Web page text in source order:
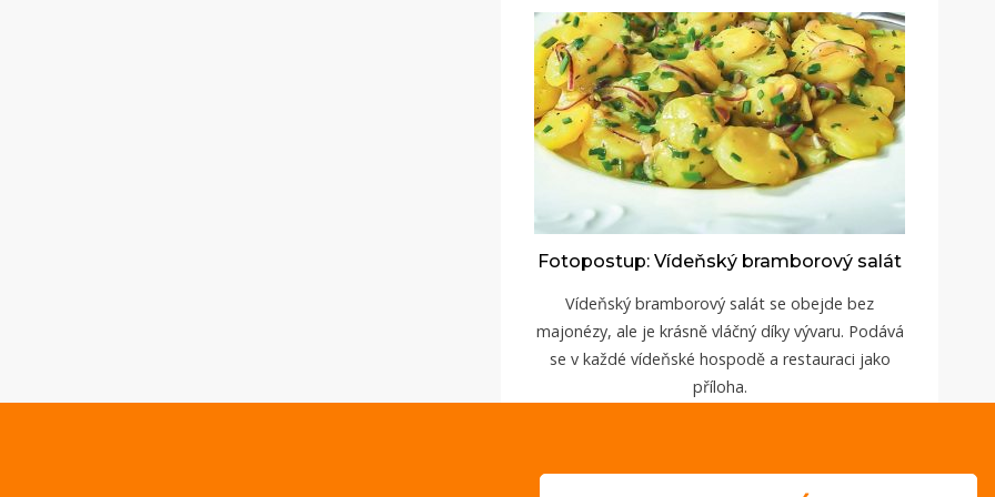
Fotopostup: Vídeňský bramborový salát
Vídeňský bramborový salát se obejde bez
majonézy, ale je krásně vláčný díky vývaru. Podává
se v každé vídeňské hospodě a restauraci jako
příloha.